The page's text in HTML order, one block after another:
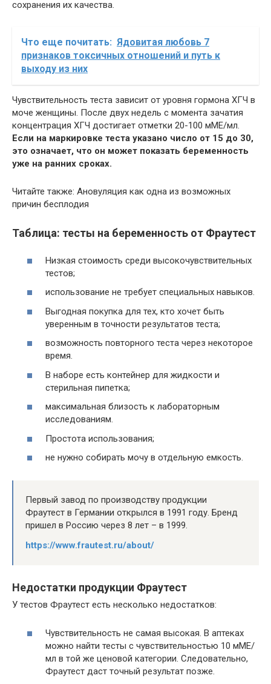
сохранения их качества.
Что еще почитать: Ядовитая любовь 7
признаков токсичных отношений и путь к
выходу из них
Чувствительность теста зависит от уровня гормона ХГЧ в
моче женщины. После двух недель с момента зачатия
концентрация ХГЧ достигает отметки 20-100 мМЕ/мл.
Если на маркировке теста указано число от 15 до 30,
это означает, что он может показать беременность
уже на ранних сроках.
Читайте также: Ановуляция как одна из возможных
причин бесплодия
Таблица: тесты на беременность от Фраутест
Низкая стоимость среди высокочувствительных
тестов;
использование не требует специальных навыков.
Выгодная покупка для тех, кто хочет быть
уверенным в точности результатов теста;
возможность повторного теста через некоторое
время.
В наборе есть контейнер для жидкости и
стерильная пипетка;
максимальная близость к лабораторным
исследованиям.
Простота использования;
не нужно собирать мочу в отдельную емкость.
Первый завод по производству продукции
Фраутест в Германии открылся в 1991 году. Бренд
пришел в Россию через 8 лет – в 1999.
https://www.frautest.ru/about/
Недостатки продукции Фраутест
У тестов Фраутест есть несколько недостатков:
Чувствительность не самая высокая. В аптеках
можно найти тесты с чувствительностью 10 мМЕ/
мл в той же ценовой категории. Следовательно,
Фраутест даст точный результат позже.